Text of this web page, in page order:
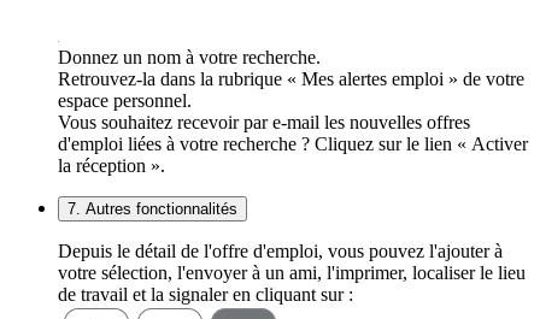
Donnez un nom à votre recherche.
Retrouvez-la dans la rubrique « Mes alertes emploi » de votre
espace personnel.
Vous souhaitez recevoir par e-mail les nouvelles offres
d'emploi liées à votre recherche ? Cliquez sur le lien « Activer
la réception ».
7. Autres fonctionnalités
Depuis le détail de l'offre d'emploi, vous pouvez l'ajouter à
votre sélection, l'envoyer à un ami, l'imprimer, localiser le lieu
de travail et la signaler en cliquant sur :